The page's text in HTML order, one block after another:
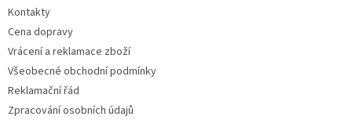
Kontakty
Cena dopravy
Vrácení a reklamace zboží
Všeobecné obchodní podmínky
Reklamační řád
Zpracování osobních údajů